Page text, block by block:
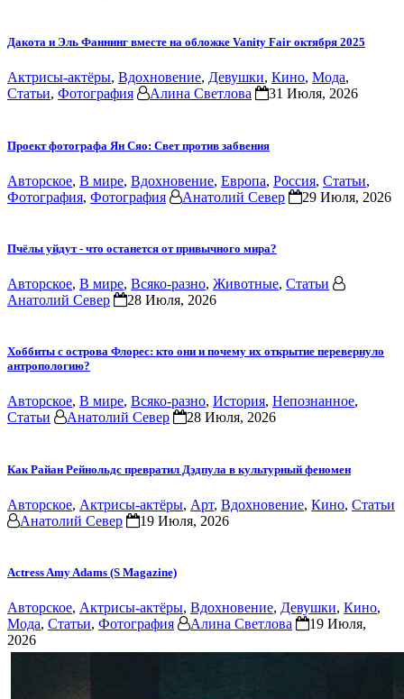
Дакота и Эль Фаннинг вместе на обложке Vanity Fair октября 2025
Актрисы-актёры, Вдохновение, Девушки, Кино, Мода,
Статьи, Фотография Алина Светлова 31 Июля, 2026
Проект фотографа Ян Сяо: Свет против забвения
Авторское, В мире, Вдохновение, Европа, Россия, Статьи,
Фотография, Фотография Анатолий Север 29 Июля, 2026
Пчёлы уйдут - что останется от привычного мира?
Авторское, В мире, Всяко-разно, Животные, Статьи
Анатолий Север
28 Июля, 2026
Хоббиты с острова Флорес: кто они и почему их открытие перевернуло
антропологию?
Авторское, В мире, Всяко-разно, История, Непознанное,
Статьи
Анатолий Север 28 Июля, 2026
Как Райан Рейнольдс превратил Дэдпула в культурный феномен
Авторское, Актрисы-актёры, Арт, Вдохновение, Кино, Статьи
Анатолий Север
19 Июля, 2026
Actress Amy Adams (S Magazine)
Авторское, Актрисы-актёры, Вдохновение, Девушки, Кино,
Мода, Статьи, Фотография Алина Светлова
19 Июля,
2026